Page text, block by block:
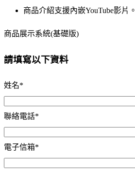
商品介紹支援內嵌YouTube影片。
商品展示系統(基礎版)
請填寫以下資料
姓名*
聯絡電話*
電子信箱*